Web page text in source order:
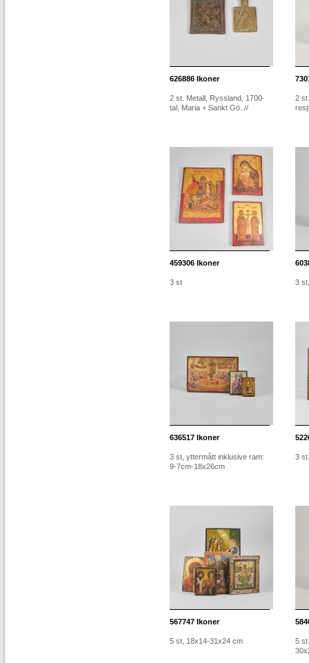
626886 Ikoner
2 st. Metall, Ryssland, 1700-
tal, Maria + Sankt Gö..//
2
459306 Ikoner
3 st 3
636517 Ikoner
3 st, yttermått inklusive ram:
9-7cm-18x26cm
3
567747 Ikoner
5 st, 18x14-31x24 cm
5